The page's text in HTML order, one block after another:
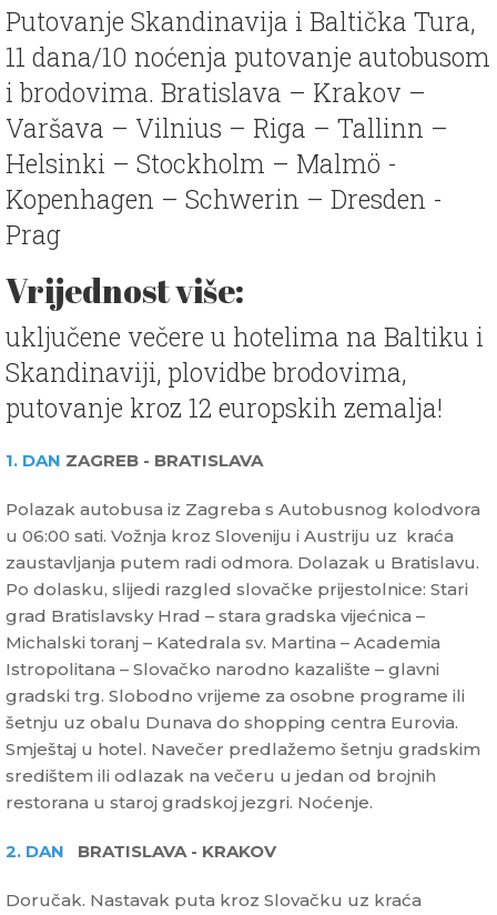
Putovanje Skandinavija i Baltička Tura,
11 dana/10 noćenja putovanje autobusom
i brodovima. Bratislava – Krakov –
Varšava – Vilnius – Riga – Tallinn –
Helsinki – Stockholm – Malmö -
Kopenhagen – Schwerin – Dresden -
Prag
Vrijednost više:
uključene večere u hotelima na Baltiku i
Skandinaviji, plovidbe brodovima,
putovanje kroz 12 europskih zemalja!
1. DAN ZAGREB - BRATISLAVA
Polazak autobusa iz Zagreba s Autobusnog kolodvora
u 06:00 sati. Vožnja kroz Sloveniju i Austriju uz kraća
zaustavljanja putem radi odmora. Dolazak u Bratislavu.
Po dolasku, slijedi razgled slovačke prijestolnice: Stari
grad Bratislavsky Hrad – stara gradska vijećnica –
Michalski toranj – Katedrala sv. Martina – Academia
Istropolitana – Slovačko narodno kazalište – glavni
gradski trg. Slobodno vrijeme za osobne programe ili
šetnju uz obalu Dunava do shopping centra Eurovia.
Smještaj u hotel. Navečer predlažemo šetnju gradskim
središtem ili odlazak na večeru u jedan od brojnih
restorana u staroj gradskoj jezgri. Noćenje.
2. DAN BRATISLAVA - KRAKOV
Doručak. Nastavak puta kroz Slovačku uz kraća